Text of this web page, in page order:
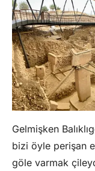
Gelmişken
bizi öyle perişan
göle varmak